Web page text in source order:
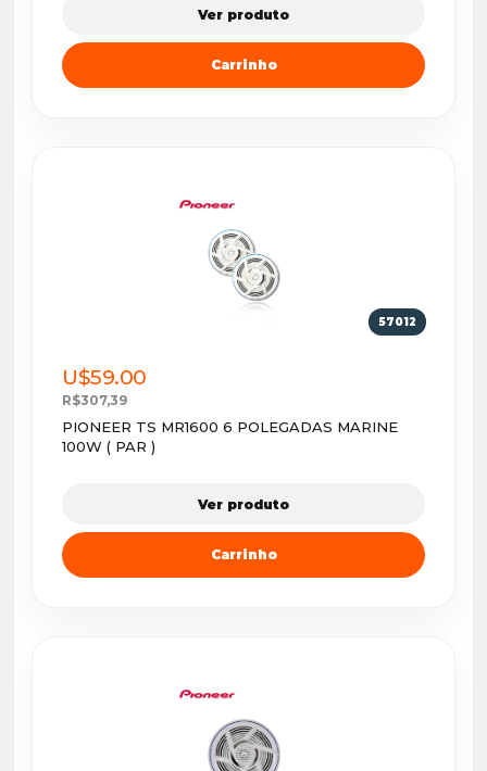
Ver produto
Carrinho
57012
U$59.00
R$307,39
PIONEER TS MR1600 6 POLEGADAS MARINE
100W ( PAR )
Ver produto
Carrinho